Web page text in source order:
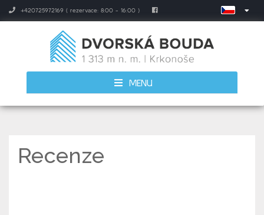
+420725972169 ( rezervace: 8:00 - 16:00 )
MENU
Recenze